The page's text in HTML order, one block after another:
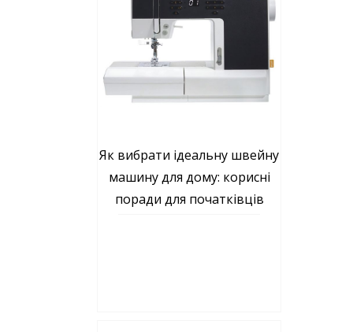
Як вибрати ідеальну швейну
машину для дому: корисні
поради для початківців